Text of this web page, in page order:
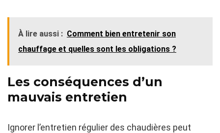
À lire aussi : Comment bien entretenir son
chauffage et quelles sont les obligations ?
Les conséquences d’un
mauvais entretien
Ignorer l’entretien régulier des chaudières peut